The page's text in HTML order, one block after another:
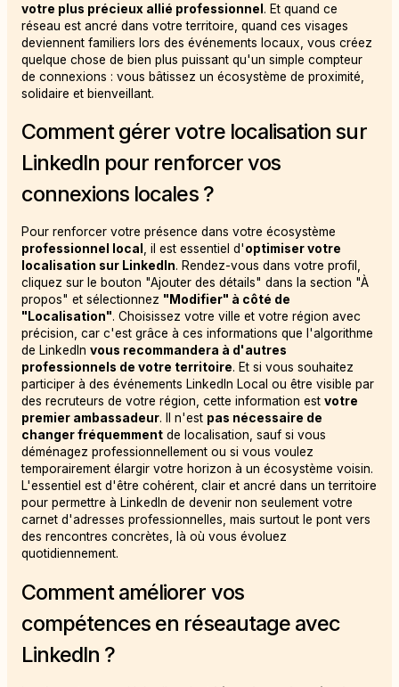
votre plus précieux allié professionnel . Et quand ce
réseau est ancré dans votre territoire, quand ces visages
deviennent familiers lors des événements locaux, vous créez
quelque chose de bien plus puissant qu'un simple compteur
de connexions : vous bâtissez un écosystème de proximité,
solidaire et bienveillant.
Comment gérer votre localisation sur
LinkedIn pour renforcer vos
connexions locales ?
Pour renforcer votre présence dans votre écosystème
professionnel local , il est essentiel d'optimiser votre
localisation sur LinkedIn. Rendez-vous dans votre profil,
cliquez sur le bouton "Ajouter des détails" dans la section "À
propos" et sélectionnez "Modifier" à côté de
"Localisation". Choisissez votre ville et votre région avec
précision, car c'est grâce à ces informations que l'algorithme
de LinkedIn vous recommandera à d'autres
professionnels de votre territoire. Et si vous souhaitez
participer à des événements LinkedIn Local ou être visible par
des recruteurs de votre région, cette information est votre
premier ambassadeur. Il n'est pas nécessaire de
changer fréquemmentde localisation, sauf si vous
déménagez professionnellement ou si vous voulez
temporairement élargir votre horizon à un écosystème voisin.
L'essentiel est d'être cohérent, clair et ancré dans un territoire
pour permettre à LinkedIn de devenir non seulement votre
carnet d'adresses professionnelles, mais surtout le pont vers
des rencontres concrètes, là où vous évoluez
quotidiennement.
Comment améliorer vos
compétences en réseautage avec
LinkedIn ?